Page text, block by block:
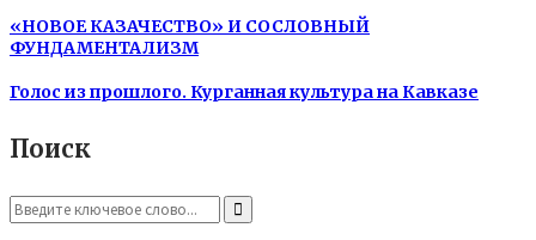
«НОВОЕ КАЗАЧЕСТВО» И СОСЛОВНЫЙ
ФУНДАМЕНТАЛИЗМ
Голос из прошлого. Курганная культура на Кавказе
Поиск
Search
for:
Search